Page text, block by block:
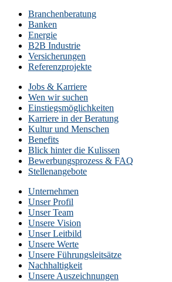
Branchenberatung
Banken
Energie
B2B Industrie
Versicherungen
Referenzprojekte
Jobs & Karriere
Wen wir suchen
Einstiegsmöglichkeiten
Karriere in der Beratung
Kultur und Menschen
Benefits
Blick hinter die Kulissen
Bewerbungsprozess & FAQ
Stellenangebote
Unternehmen
Unser Profil
Unser Team
Unsere Vision
Unser Leitbild
Unsere Werte
Unsere Führungsleitsätze
Nachhaltigkeit
Unsere Auszeichnungen